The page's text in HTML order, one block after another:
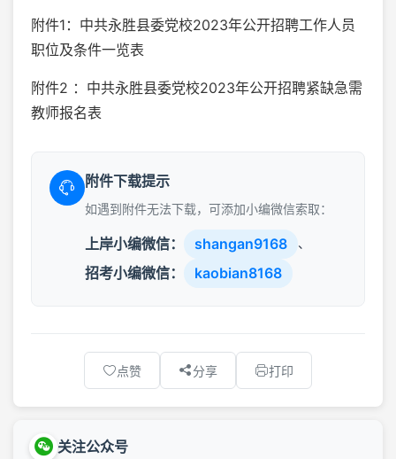
附件1：中共永胜县委党校2023年公开招聘工作人员
职位及条件一览表
附件2 ：中共永胜县委党校2023年公开招聘紧缺急需
教师报名表
附件下载提示
如遇到附件无法下载，可添加小编微信索取：
上岸小编微信： shangan9168 、
招考小编微信： kaobian8168
点赞 分享 打印
关注公众号